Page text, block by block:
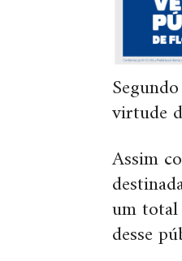
virtude
Assim
um total
desse